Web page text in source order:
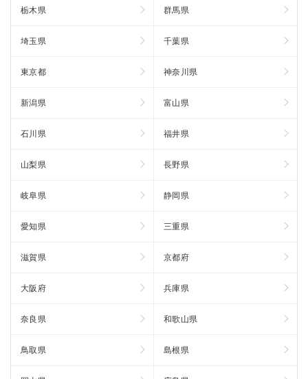
栃木県 群馬県
埼玉県 千葉県
東京都 神奈川県
新潟県 富山県
石川県 福井県
山梨県 長野県
岐阜県 静岡県
愛知県 三重県
滋賀県 京都府
大阪府 兵庫県
奈良県 和歌山県
鳥取県 島根県